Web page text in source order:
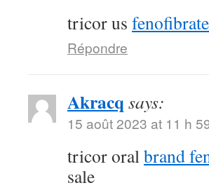
tricor us
Répondre
Akracq says:
15 août 2023 at 11 h
tricor oralbrand
sale